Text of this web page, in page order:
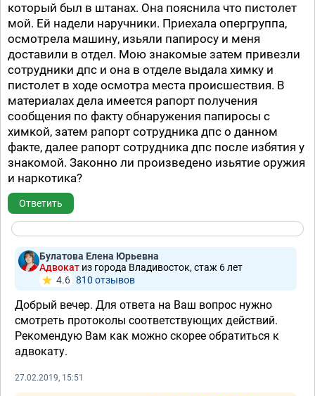
который был в штанах. Она пояснила что пистолет
мой. Ей надели наручники. Приехала опергруппа,
осмотрела машину, изьяли папиросу и меня
доставили в отдел. Мою знакомые затем привезли
сотрудники дпс и она в отделе выдала химку и
пистолет в ходе осмотра места происшествия. В
материалах дела имеется рапорт получения
сообщения по факту обнаружения папиросы с
химкой, затем рапорт сотрудника дпс о данном
факте, далее рапорт сотрудника дпс после избятия у
знакомой. Законно ли произведено изьятие оружия
и наркотика?
Ответить
Булатова Елена Юрьевна
Адвокат из города Владивосток, стаж 6 лет
4.6 810 отзывов
Добрый вечер. Для ответа на Ваш вопрос нужно
смотреть протоколы соответствующих действий.
Рекомендую Вам как можно скорее обратиться к
адвокату.
27.02.2019, 15:51